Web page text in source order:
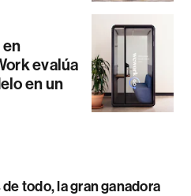
evalúa
en un
todo, la gran ganadora